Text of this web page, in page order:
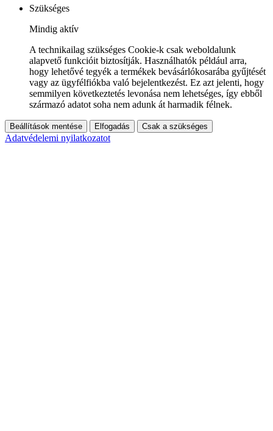
Szükséges
Mindig aktív
A technikailag szükséges Cookie-k csak weboldalunk
alapvető funkcióit biztosítják. Használhatók például arra,
hogy lehetővé tegyék a termékek bevásárlókosarába gyűjtését
vagy az ügyfélfiókba való bejelentkezést. Ez azt jelenti, hogy
semmilyen következtetés levonása nem lehetséges, így ebből
származó adatot soha nem adunk át harmadik félnek.
Beállítások mentése Elfogadás Csak a szükséges
Adatvédelemi nyilatkozatot